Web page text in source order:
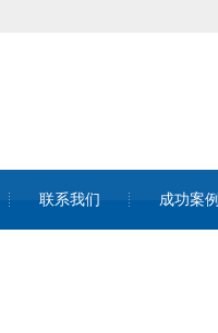
联系我们 成功案例